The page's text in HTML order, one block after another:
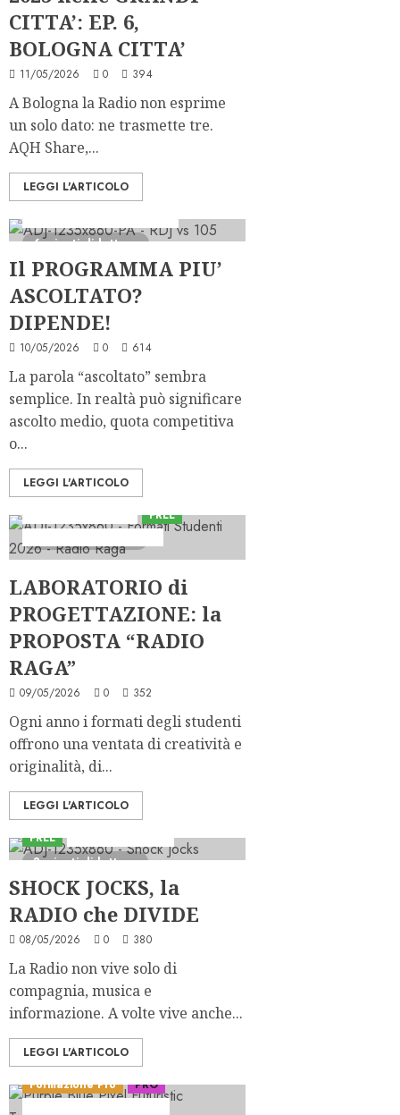
CITTA’: EP. 6,
BOLOGNA CITTA’
11/05/2026 0 394
A Bologna la Radio non esprime
un solo dato: ne trasmette tre.
AQH Share,...
LEGGI L'ARTICOLO
6 minuti di lettura
Ascolti Radio
PRO
Il PROGRAMMA PIU’
ASCOLTATO?
DIPENDE!
10/05/2026 0 614
La parola “ascoltato” sembra
semplice. In realtà può significare
ascolto medio, quota competitiva
o...
LEGGI L'ARTICOLO
FREE
LABORATORIO di
PROGETTAZIONE: la
PROPOSTA “RADIO
RAGA”
09/05/2026 0 352
Ogni anno i formati degli studenti
offrono una ventata di creatività e
originalità, di...
LEGGI L'ARTICOLO
3 minuti di lettura
FREE
SHOCK JOCKS, la
RADIO che DIVIDE
08/05/2026 0 380
La Radio non vive solo di
compagnia, musica e
informazione. A volte vive anche...
LEGGI L'ARTICOLO
Formazione Pro
PRO